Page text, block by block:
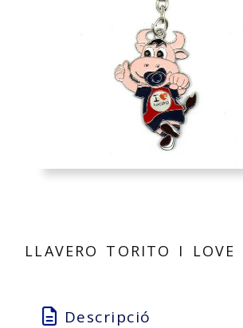
LLAVERO TORITO I LOVE
Descripció